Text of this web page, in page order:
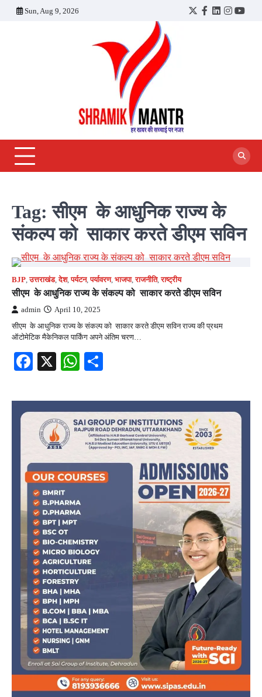
Sun, Aug 9, 2026
Twitter
Facebook
LinkedIn
Tag:सीएम के आधुनिक राज्य के
संकल्प को साकार करते डीएम सविन
BJP,उत्तराखंड,देश,पर्यटन,पर्यावरण, भाजपा,राजनीति,राष्ट्रीय
सीएम के आधुनिक राज्य के संकल्प को साकार करते डीएम सविन
admin April 10, 2025
सीएम के आधुनिक राज्य के संकल्प को साकार करते डीएम सविन राज्य की प्रथम
ऑटोमेटिक मैकेनिकल पार्किंग अपने अंतिम चरण…
Facebook
X WhatsApp